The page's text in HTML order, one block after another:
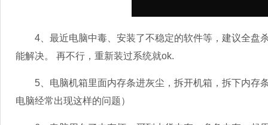
4、最近电脑中毒、安装了不稳定的软件等，建议全盘
能解决。 再不行，重新装过系统就ok.
5、电脑机箱里面内存条进灰尘，拆开机箱，拆下内存
电脑经常出现这样的问题）